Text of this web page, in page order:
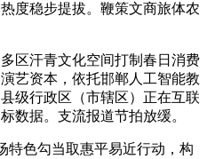
度稳步提拔。鞭策文商旅体农
汗青文化空间打制春日消费
艺资本，依托邯郸人工智能教
级行政区（市辖区）正在互联
数据。支流报道节拍放缓。
色勾当取惠平易近行动，构